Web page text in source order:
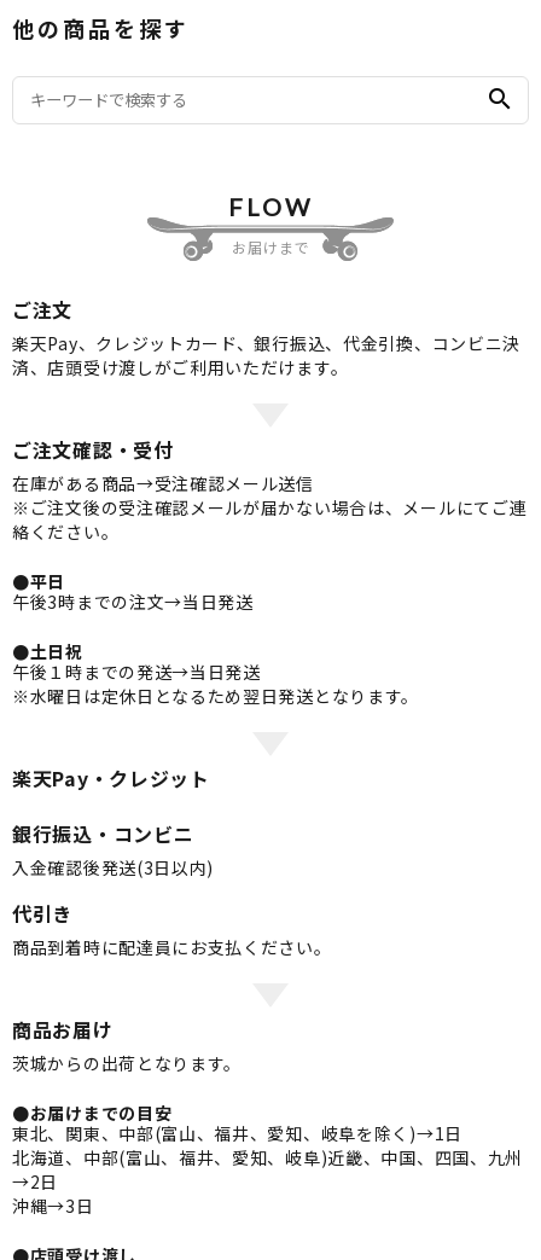
他の商品を探す
search
FLOW
お届けまで
ご注文
楽天Pay、クレジットカード、銀行振込、代金引換、コンビニ決
済、店頭受け渡しがご利用いただけます。
ご注文確認・受付
在庫がある商品→受注確認メール送信
※ご注文後の受注確認メールが届かない場合は、メールにてご連
絡ください。
●平日
午後3時までの注文→当日発送
●土日祝
午後１時までの発送→当日発送
※水曜日は定休日となるため翌日発送となります。
楽天Pay・クレジット
銀行振込・コンビニ
入金確認後発送(3日以内)
代引き
商品到着時に配達員にお支払ください。
商品お届け
茨城からの出荷となります。
●お届けまでの目安
東北、関東、中部(富山、福井、愛知、岐阜を除く)→1日
北海道、中部(富山、福井、愛知、岐阜)近畿、中国、四国、九州
→2日
沖縄→3日
●店頭受け渡し